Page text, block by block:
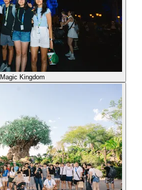
Magic Kingdom